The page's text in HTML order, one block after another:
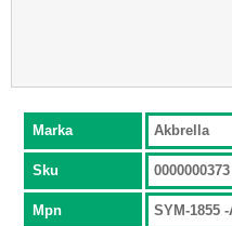
Marka Akbrella
Sku 0000000373
Mpn SYM-1855